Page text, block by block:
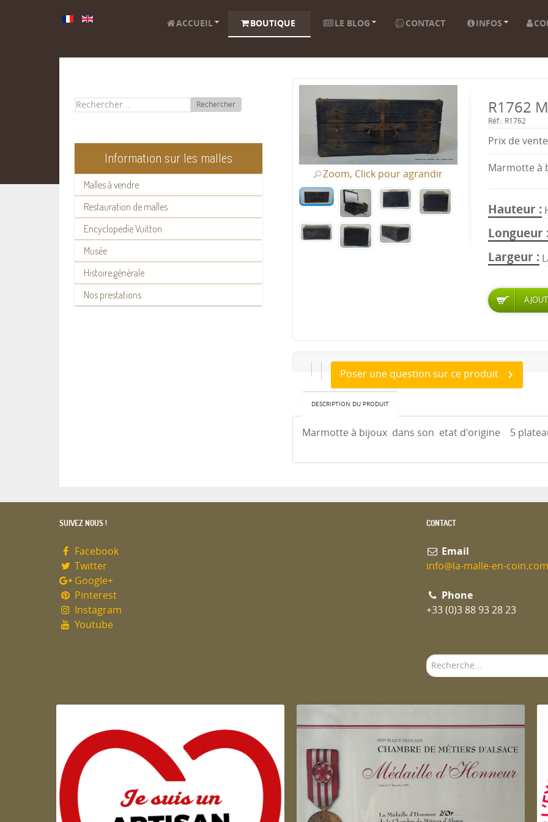
ACCUEIL BOUTIQUE LE BLOG CONTACT INFOS
Rechercher
Information sur les malles
Malles à vendre
Restauration de malles
Encyclopedie Vuitton
Musée
Histoire générale
Nos prestations
Zoom, Click pour agrandir
R1762
Réf.: R1762
Prix ​​de vente
Marmotte à
Hauteur
Longueur
Largeur
Poser une question sur ce produit
DESCRIPTION DU PRODUIT
Marmotte à bijoux dans son etat d'origine 5
SUIVEZ NOUS !
Facebook
Twitter
Google+
Pinterest
Instagram
Youtube
CONTACT
Email
info@la-malle-en-coin.com
Phone
+33 (0)3 88 93 28 23
Rechercher